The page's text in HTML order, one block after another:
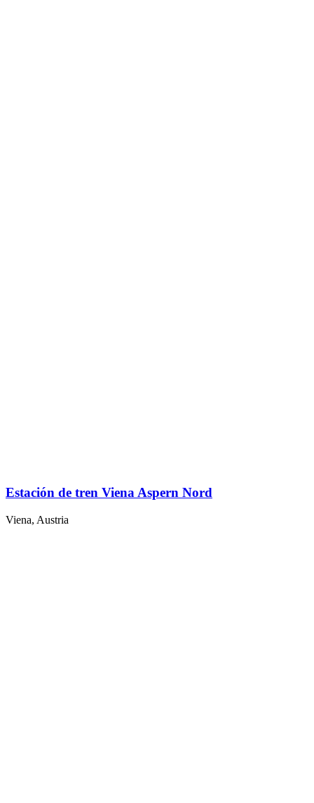
Estación de tren Viena Aspern Nord
Viena, Austria